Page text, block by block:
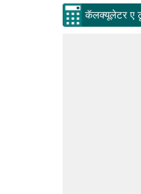
कॅलक्यूलेटर ए